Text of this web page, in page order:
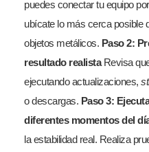
puedes conectar tu equipo
ubícate lo más cerca posible
objetos metálicos. Paso 2:
resultado realistaRevisa
ejecutando actualizaciones,
o descargas. Paso 3:
diferentes momentos del
la estabilidad real. Realiza